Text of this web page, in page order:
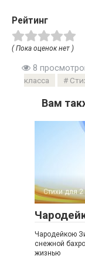
Рейтинг
( Пока оценок нет )
8
класса
Вам
Стихи для 2
Чародейкою
снежной
жизнью